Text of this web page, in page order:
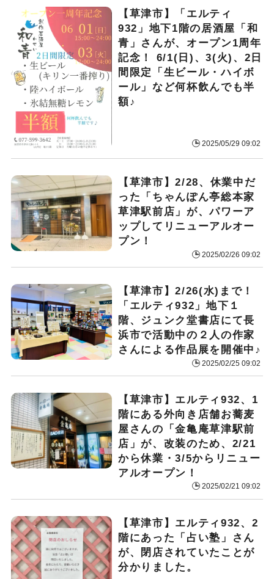
【草津市】「エルティ
932」地下1階の居酒屋「和
青」さんが、オープン1周年
記念！ 6/1(日)、3(火)、2日
間限定「生ビール・ハイボ
ール」など何杯飲んでも半
額♪
2025/05/29 09:02
【草津市】2/28、休業中だ
った「ちゃんぽん亭総本家
草津駅前店」が、パワーア
ップしてリニューアルオー
プン！
2025/02/26 09:02
【草津市】2/26(水)まで！
「エルティ932」地下１
階、ジュンク堂書店にて長
浜市で活動中の２人の作家
さんによる作品展を開催中♪
2025/02/25 09:02
【草津市】エルティ932、1
階にある外向き店舗お蕎麦
屋さんの「金亀庵草津駅前
店」が、改装のため、2/21
から休業・3/5からリニュー
アルオープン！
2025/02/21 09:02
【草津市】エルティ932、2
階にあった「占い塾」さん
が、閉店されていたことが
分かりました。